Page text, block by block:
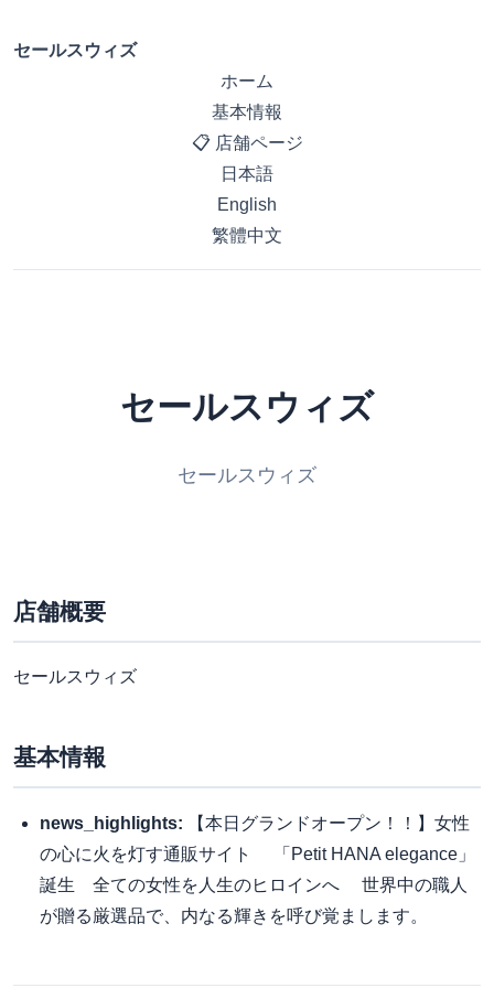
セールスウィズ
ホーム
基本情報
📋 店舗ページ
日本語
English
繁體中文
セールスウィズ
セールスウィズ
店舗概要
セールスウィズ
基本情報
news_highlights: 【本日グランドオープン！！】女性
の心に火を灯す通販サイト 「Petit HANA elegance」
誕生 全ての女性を人生のヒロインへ 世界中の職人
が贈る厳選品で、内なる輝きを呼び覚まします。